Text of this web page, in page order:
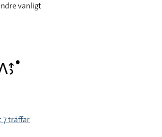
vanligt
7 träffar